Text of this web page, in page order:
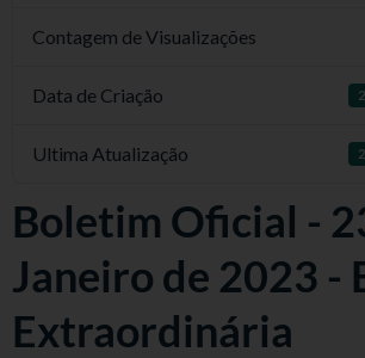
Contagem de Visualizações
Data de Criação
Ultima Atualização
Boletim Oficial -
Janeiro de 2023 -
Extraordinária